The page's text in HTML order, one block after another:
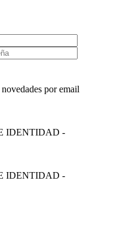
por email